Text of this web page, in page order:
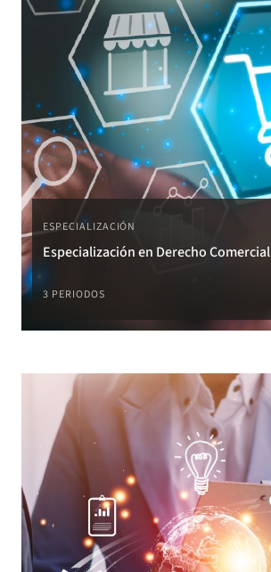
ESPECIALIZACIÓN
Especialización en Derecho Comercial
3 PERIODOS